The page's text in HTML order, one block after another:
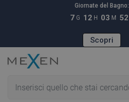
Giornate del Bagno:
7 G 12 H 03 M 51
Scopri